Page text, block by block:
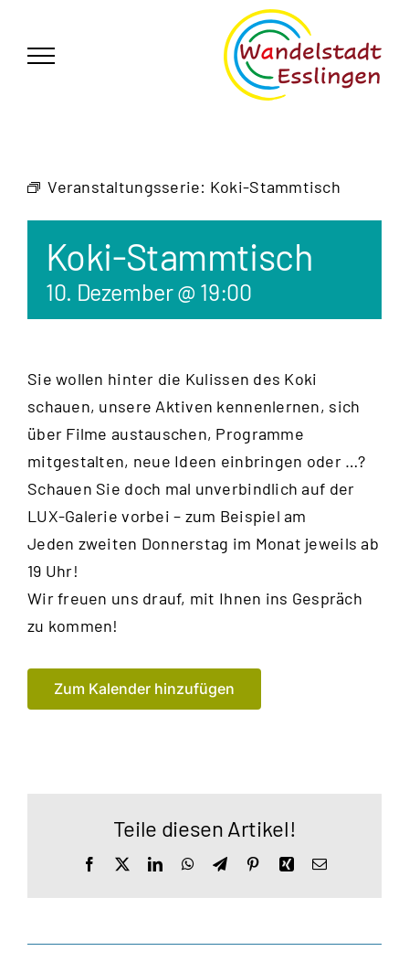
springen
Veranstaltungsserie: Koki-Stammtisch
Koki-Stammtisch
10. Dezember @ 19:00
Sie wollen hinter die Kulissen des Koki
schauen, unsere Aktiven kennenlernen, sich
über Filme austauschen, Programme
mitgestalten, neue Ideen einbringen oder …?
Schauen Sie doch mal unverbindlich auf der
LUX-Galerie vorbei – zum Beispiel am
Jeden zweiten Donnerstag im Monat jeweils ab
19 Uhr!
Wir freuen uns drauf, mit Ihnen ins Gespräch
zu kommen!
Zum Kalender hinzufügen
Teile diesen Artikel!
Facebook LinkedInWhatsApp
TelegramPinterestXingE-